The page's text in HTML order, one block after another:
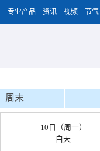
专业产品 资讯 视频 节气
周末
10日（周一）
白天